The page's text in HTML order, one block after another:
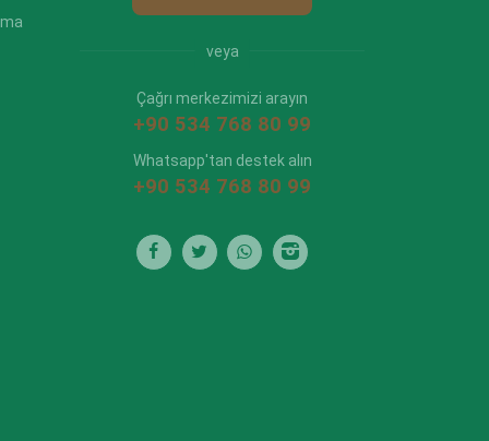
veya
Çağrı merkezimizi arayın
+90 534 768 80 99
Whatsapp'tan destek alın
+90 534 768 80 99